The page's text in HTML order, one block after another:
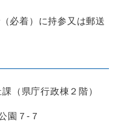
必着）に持参又は郵送
（県庁行政棟２階）
園７-７